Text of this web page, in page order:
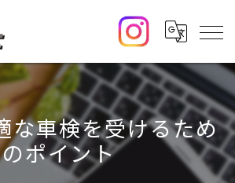
な車検を受けるため
のポイント